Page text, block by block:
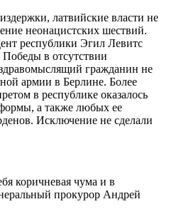
латвийские власти не
неонацистских шествий.
республики Эгил Левитс
в отсутствии
гражданин не
армии в Берлине. Более
в республике оказалось
а также любых ее
Исключение не сделали
коричневая чума и в
прокурор Андрей